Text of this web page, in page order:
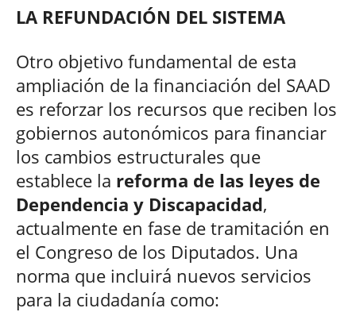
LA REFUNDACIÓN DEL SISTEMA
Otro objetivo fundamental de esta
ampliación de la financiación del SAAD
es reforzar los recursos que reciben los
gobiernos autonómicos para financiar
los cambios estructurales que
establece la reforma de las leyes de
Dependencia y Discapacidad,
actualmente en fase de tramitación en
el Congreso de los Diputados. Una
norma que incluirá nuevos servicios
para la ciudadanía como: